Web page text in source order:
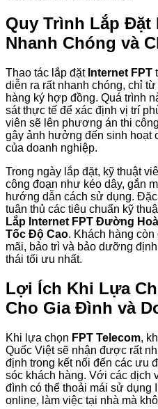
Quy Trình Lắp Đặt
Nhanh Chóng và
Thao tác lắp đặt Internet FPT
diễn ra rất nhanh chóng, chỉ
hàng ký hợp đồng. Quá trình
sát thực tế để xác định vị trí
viên sẽ lên phương án thi
gây ảnh hưởng đến sinh hoạt
của doanh nghiệp.
Trong ngày lắp đặt, kỹ thuật
công đoạn như kéo dây, gắn
hướng dẫn cách sử dụng.
tuân thủ các tiêu chuẩn kỹ
Lắp Internet FPT Đường
Tốc Độ Cao. Khách hàng
mãi, bảo trì và bảo dưỡng
thái tối ưu nhất.
Lợi Ích Khi Lựa
Cho Gia Đình và
Khi lựa chọn FPT Telecom,
Quốc Việt sẽ nhận được rất
định trong kết nối đến các ưu
sóc khách hàng. Với các dịch
đình có thể thoải mái sử dụng
online, làm việc tại nhà mà